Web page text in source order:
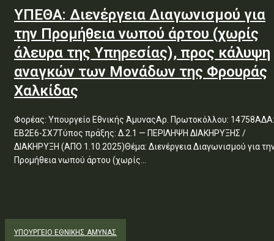
ΥΠΕΘΑ: Διενέργεια Διαγωνισμού για
την Προμήθεια νωπού άρτου (χωρίς
άλευρα της Υπηρεσίας), προς κάλυψη
αναγκών των Μονάδων της Φρουράς
Χαλκίδας
Φορέας: Υπουργείο Εθνικής ΆμυναςΑρ. Πρωτοκόλλου: 14758ΑΔΑ:
ΕΒ2Ε6-ΣΧ7Τύπος πράξης: Δ.2.1 — ΠΕΡΙΛΗΨΗ ΔΙΑΚΗΡΥΞΗΣ /
ΔΙΑΚΗΡΥΞΗ (ΑΠΟ 1.10.2025)Θέμα: Διενέργεια Διαγωνισμού για την
Προμήθεια νωπού άρτου (χωρίς...
ΥΠΟΥΡΓΕΊΟ ΕΘΝΙΚΉΣ ΆΜΥΝΑΣ